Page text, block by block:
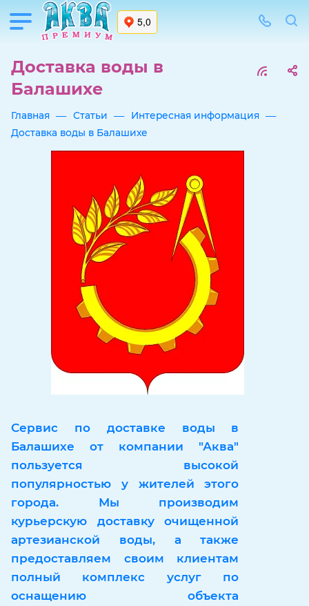
Доставка воды в
Балашихе
Главная — Статьи — Интересная информация —
Доставка воды в Балашихе
Сервис по доставке воды в
Балашихе от компании "Аква"
пользуется высокой
популярностью у жителей этого
города. Мы производим
курьерскую доставку очищенной
артезианской воды, а также
предоставляем своим клиентам
полный комплекс услуг по
оснащению объекта